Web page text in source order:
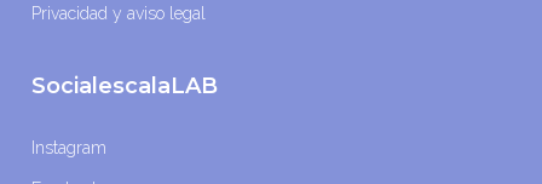
Privacidad y aviso legal
SocialescalaLAB
Instagram